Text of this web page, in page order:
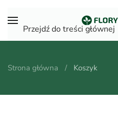
Przejdź do treści głównej
Strona główna Koszyk